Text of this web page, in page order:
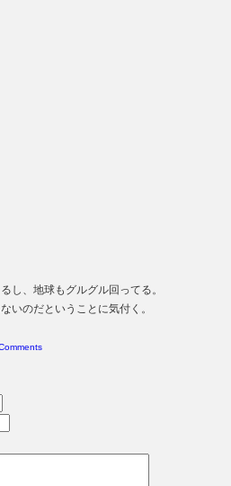
し、地球もグルグル回ってる。
いのだということに気付く。